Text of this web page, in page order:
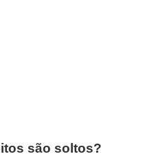
são soltos?